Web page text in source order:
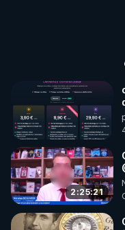
2:25:21